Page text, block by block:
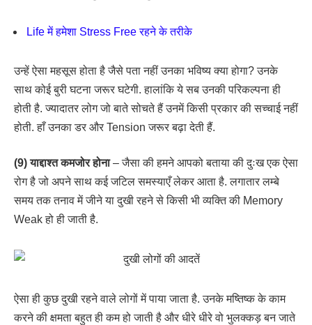
Life में हमेशा Stress Free रहने के तरीके
उन्हें ऐसा महसूस होता है जैसे पता नहीं उनका भविष्य क्या होगा? उनके
साथ कोई बुरी घटना जरूर घटेगी. हालांकि ये सब उनकी परिकल्पना ही
होती है. ज्यादातर लोग जो बाते सोचते हैं उनमें किसी प्रकार की सच्चाई नहीं
होती. हाँ उनका डर और Tension जरूर बढ़ा देती हैं.
(9) याद्दाश्त कमजोर होना– जैसा की हमने आपको बताया की दुःख एक ऐसा
रोग है जो अपने साथ कई जटिल समस्याएँ लेकर आता है. लगातार लम्बे
समय तक तनाव में जीने या दुखी रहने से किसी भी व्यक्ति की Memory
Weak हो ही जाती है.
ऐसा ही कुछ दुखी रहने वाले लोगों में पाया जाता है. उनके मष्तिष्क के काम
करने की क्षमता बहुत ही कम हो जाती है और धीरे धीरे वो भुलक्कड़ बन जाते